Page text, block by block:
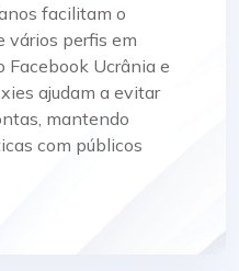
facilitam o
vários perfis em
Facebook Ucrânia e
ajudam a evitar
mantendo
com públicos